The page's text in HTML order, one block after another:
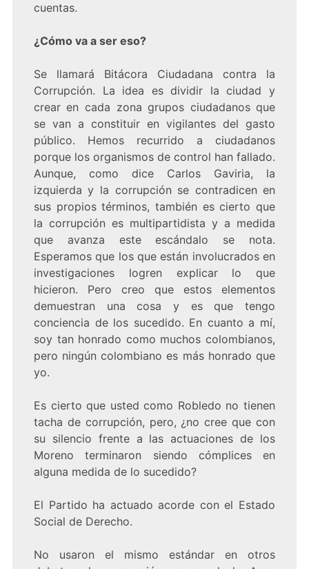
cuentas.
¿Cómo va a ser eso?
Se llamará Bitácora Ciudadana contra la
Corrupción. La idea es dividir la ciudad y
crear en cada zona grupos ciudadanos que
se van a constituir en vigilantes del gasto
público. Hemos recurrido a ciudadanos
porque los organismos de control han fallado.
Aunque, como dice Carlos Gaviria, la
izquierda y la corrupción se contradicen en
sus propios términos, también es cierto que
la corrupción es multipartidista y a medida
que avanza este escándalo se nota.
Esperamos que los que están involucrados en
investigaciones logren explicar lo que
hicieron. Pero creo que estos elementos
demuestran una cosa y es que tengo
conciencia de los sucedido. En cuanto a mí,
soy tan honrado como muchos colombianos,
pero ningún colombiano es más honrado que
yo.
Es cierto que usted como Robledo no tienen
tacha de corrupción, pero, ¿no cree que con
su silencio frente a las actuaciones de los
Moreno terminaron siendo cómplices en
alguna medida de lo sucedido?
El Partido ha actuado acorde con el Estado
Social de Derecho.
No usaron el mismo estándar en otros